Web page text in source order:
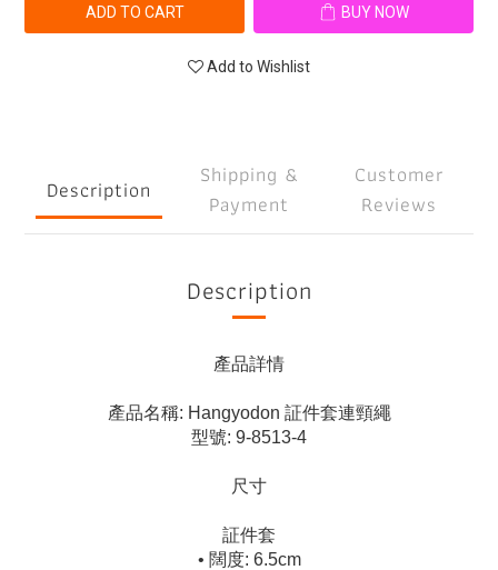
ADD TO CART BUY NOW
Add to Wishlist
Description
Shipping &
Payment
Customer
Reviews
Description
產品詳情
產品名稱: Hangyodon 証件套連頸繩
型號: 9-8513-4
尺寸
証件套
• 闊度: 6.5cm